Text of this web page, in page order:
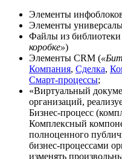
Элементы
Элементы
Файлы из
коробке»)
Элементы CRM (
Компания, Сделка,
Смарт-процессы;
«Виртуальный
организаций,
Бизнес-процесс
Комплексный
полноценного
бизнес-процессами
изменять